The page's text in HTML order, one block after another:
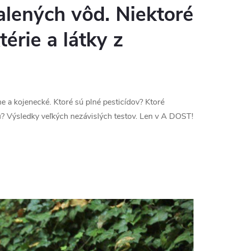
vôd. Niektoré
a látky z
a kojenecké. Ktoré sú plné pesticídov? Ktoré
Výsledky veľkých nezávislých testov. Len v A DOST!